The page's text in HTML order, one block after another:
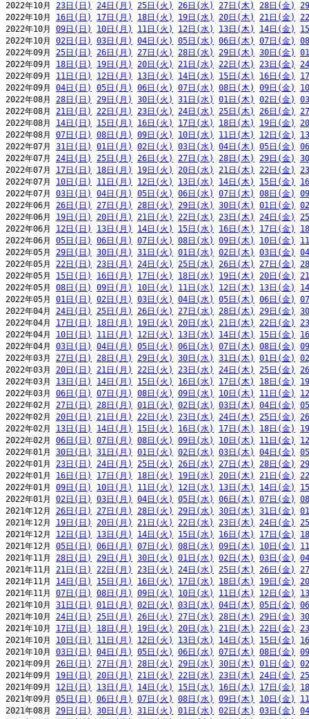
2022年10月 23日(日) 24日(月) 25日(火) 26日(水) 27日(木) 28日(金)
2022年10月 16日(日) 17日(月) 18日(火) 19日(水) 20日(木) 21日(金)
2022年10月 09日(日) 10日(月) 11日(火) 12日(水) 13日(木) 14日(金)
2022年10月 02日(日) 03日(月) 04日(火) 05日(水) 06日(木) 07日(金)
2022年09月 25日(日) 26日(月) 27日(火) 28日(水) 29日(木) 30日(金)
2022年09月 18日(日) 19日(月) 20日(火) 21日(水) 22日(木) 23日(金)
2022年09月 11日(日) 12日(月) 13日(火) 14日(水) 15日(木) 16日(金)
2022年09月 04日(日) 05日(月) 06日(火) 07日(水) 08日(木) 09日(金)
2022年08月 28日(日) 29日(月) 30日(火) 31日(水) 01日(木) 02日(金)
2022年08月 21日(日) 22日(月) 23日(火) 24日(水) 25日(木) 26日(金)
2022年08月 14日(日) 15日(月) 16日(火) 17日(水) 18日(木) 19日(金)
2022年08月 07日(日) 08日(月) 09日(火) 10日(水) 11日(木) 12日(金)
2022年07月 31日(日) 01日(月) 02日(火) 03日(水) 04日(木) 05日(金)
2022年07月 24日(日) 25日(月) 26日(火) 27日(水) 28日(木) 29日(金)
2022年07月 17日(日) 18日(月) 19日(火) 20日(水) 21日(木) 22日(金)
2022年07月 10日(日) 11日(月) 12日(火) 13日(水) 14日(木) 15日(金)
2022年07月 03日(日) 04日(月) 05日(火) 06日(水) 07日(木) 08日(金)
2022年06月 26日(日) 27日(月) 28日(火) 29日(水) 30日(木) 01日(金)
2022年06月 19日(日) 20日(月) 21日(火) 22日(水) 23日(木) 24日(金)
2022年06月 12日(日) 13日(月) 14日(火) 15日(水) 16日(木) 17日(金)
2022年06月 05日(日) 06日(月) 07日(火) 08日(水) 09日(木) 10日(金)
2022年05月 29日(日) 30日(月) 31日(火) 01日(水) 02日(木) 03日(金)
2022年05月 22日(日) 23日(月) 24日(火) 25日(水) 26日(木) 27日(金)
2022年05月 15日(日) 16日(月) 17日(火) 18日(水) 19日(木) 20日(金)
2022年05月 08日(日) 09日(月) 10日(火) 11日(水) 12日(木) 13日(金)
2022年05月 01日(日) 02日(月) 03日(火) 04日(水) 05日(木) 06日(金)
2022年04月 24日(日) 25日(月) 26日(火) 27日(水) 28日(木) 29日(金)
2022年04月 17日(日) 18日(月) 19日(火) 20日(水) 21日(木) 22日(金)
2022年04月 10日(日) 11日(月) 12日(火) 13日(水) 14日(木) 15日(金)
2022年04月 03日(日) 04日(月) 05日(火) 06日(水) 07日(木) 08日(金)
2022年03月 27日(日) 28日(月) 29日(火) 30日(水) 31日(木) 01日(金)
2022年03月 20日(日) 21日(月) 22日(火) 23日(水) 24日(木) 25日(金)
2022年03月 13日(日) 14日(月) 15日(火) 16日(水) 17日(木) 18日(金)
2022年03月 06日(日) 07日(月) 08日(火) 09日(水) 10日(木) 11日(金)
2022年02月 27日(日) 28日(月) 01日(火) 02日(水) 03日(木) 04日(金)
2022年02月 20日(日) 21日(月) 22日(火) 23日(水) 24日(木) 25日(金)
2022年02月 13日(日) 14日(月) 15日(火) 16日(水) 17日(木) 18日(金)
2022年02月 06日(日) 07日(月) 08日(火) 09日(水) 10日(木) 11日(金)
2022年01月 30日(日) 31日(月) 01日(火) 02日(水) 03日(木) 04日(金)
2022年01月 23日(日) 24日(月) 25日(火) 26日(水) 27日(木) 28日(金)
2022年01月 16日(日) 17日(月) 18日(火) 19日(水) 20日(木) 21日(金)
2022年01月 09日(日) 10日(月) 11日(火) 12日(水) 13日(木) 14日(金)
2022年01月 02日(日) 03日(月) 04日(火) 05日(水) 06日(木) 07日(金)
2021年12月 26日(日) 27日(月) 28日(火) 29日(水) 30日(木) 31日(金)
2021年12月 19日(日) 20日(月) 21日(火) 22日(水) 23日(木) 24日(金)
2021年12月 12日(日) 13日(月) 14日(火) 15日(水) 16日(木) 17日(金)
2021年12月 05日(日) 06日(月) 07日(火) 08日(水) 09日(木) 10日(金)
2021年11月 28日(日) 29日(月) 30日(火) 01日(水) 02日(木) 03日(金)
2021年11月 21日(日) 22日(月) 23日(火) 24日(水) 25日(木) 26日(金)
2021年11月 14日(日) 15日(月) 16日(火) 17日(水) 18日(木) 19日(金)
2021年11月 07日(日) 08日(月) 09日(火) 10日(水) 11日(木) 12日(金)
2021年10月 31日(日) 01日(月) 02日(火) 03日(水) 04日(木) 05日(金)
2021年10月 24日(日) 25日(月) 26日(火) 27日(水) 28日(木) 29日(金)
2021年10月 17日(日) 18日(月) 19日(火) 20日(水) 21日(木) 22日(金)
2021年10月 10日(日) 11日(月) 12日(火) 13日(水) 14日(木) 15日(金)
2021年10月 03日(日) 04日(月) 05日(火) 06日(水) 07日(木) 08日(金)
2021年09月 26日(日) 27日(月) 28日(火) 29日(水) 30日(木) 01日(金)
2021年09月 19日(日) 20日(月) 21日(火) 22日(水) 23日(木) 24日(金)
2021年09月 12日(日) 13日(月) 14日(火) 15日(水) 16日(木) 17日(金)
2021年09月 05日(日) 06日(月) 07日(火) 08日(水) 09日(木) 10日(金)
2021年08月 29日(日) 30日(月) 31日(火) 01日(水) 02日(木) 03日(金)